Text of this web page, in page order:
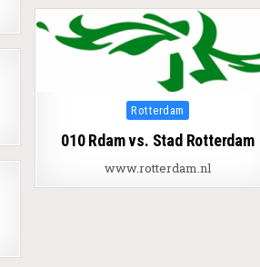
Posted in
Rotterdam
010 Rdam vs. Stad Rotterdam
www.rotterdam.nl